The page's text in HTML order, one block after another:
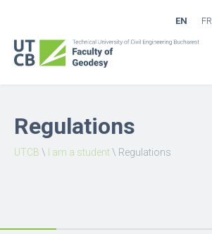
EN FR
Regulations
UTCB \ I am a student\ Regulations